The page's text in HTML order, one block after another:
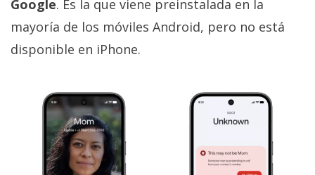
Google. Es la que viene preinstalada en la
mayoría de los móviles Android, pero no está
disponible en iPhone.